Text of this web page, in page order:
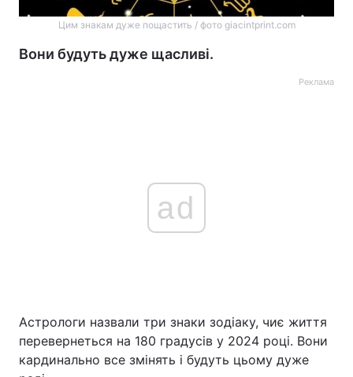
Цим знакам дуже пощастить / фото giacintprint.com
Вони будуть дуже щасливі.
Реклама
ad
Астрологи назвали три знаки зодіаку, чиє життя
перевернеться на 180 градусів у 2024 році. Вони
кардинально все змінять і будуть цьому дуже